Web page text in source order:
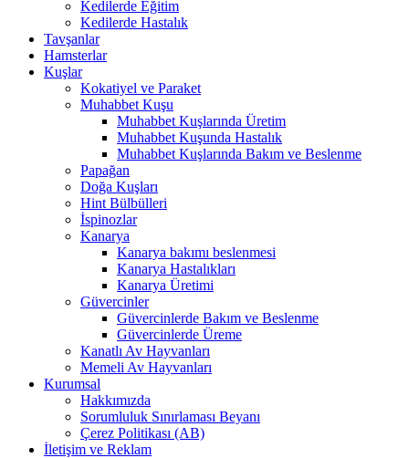
Kedilerde Eğitim
Kedilerde Hastalık
Tavşanlar
Hamsterlar
Kuşlar
Kokatiyel ve Paraket
Muhabbet Kuşu
Muhabbet Kuşlarında Üretim
Muhabbet Kuşunda Hastalık
Muhabbet Kuşlarında Bakım ve Beslenme
Papağan
Doğa Kuşları
Hint Bülbülleri
İspinozlar
Kanarya
Kanarya bakımı beslenmesi
Kanarya Hastalıkları
Kanarya Üretimi
Güvercinler
Güvercinlerde Bakım ve Beslenme
Güvercinlerde Üreme
Kanatlı Av Hayvanları
Memeli Av Hayvanları
Kurumsal
Hakkımızda
Sorumluluk Sınırlaması Beyanı
Çerez Politikası (AB)
İletişim ve Reklam